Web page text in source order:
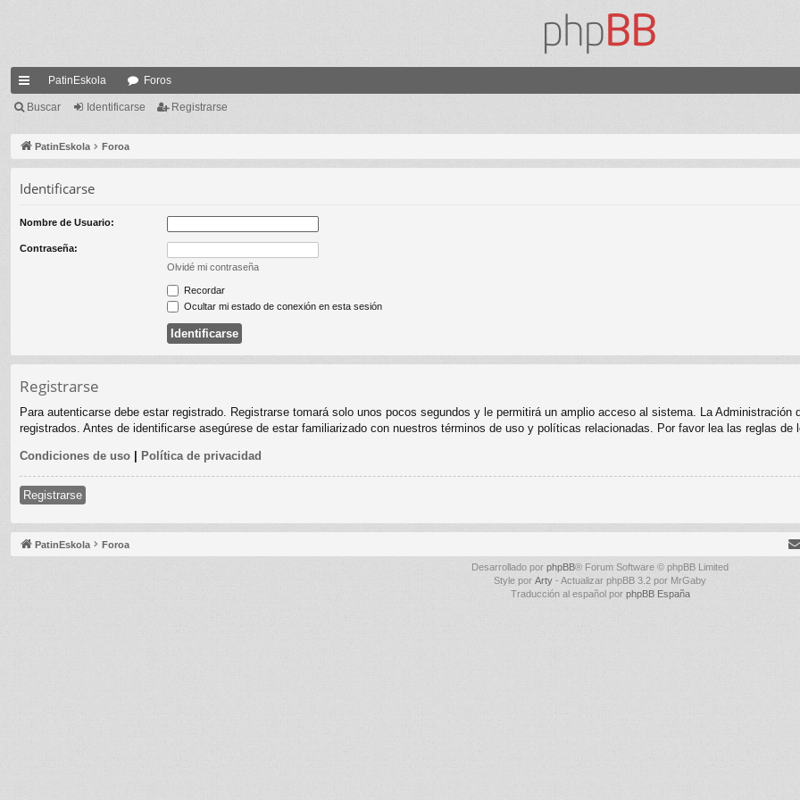
nl
ac
es
rá
PatinEskola Foros
Buscar Identificarse Registrarse
PatinEskola Foroa
Identificarse
Nombre de Usuario:
Contraseña:
Olvidé mi contraseña
Recordar
Ocultar mi estado de conexión en esta sesión
Registrarse
Para autenticarse debe estar registrado. Registrarse tomará solo unos pocos segundos y le permitirá un amplio acceso al sistema. La
registrados. Antes de identificarse asegúrese de estar familiarizado con nuestros términos de uso y políticas relacionadas. Por favor lea las reglas de
Condiciones de uso | Política de privacidad
Registrarse
PatinEskola Foroa
Desarrollado por phpBB® Forum Software © phpBB Limited
Style por Arty - Actualizar phpBB 3.2 por MrGaby
Traducción al español por phpBB España